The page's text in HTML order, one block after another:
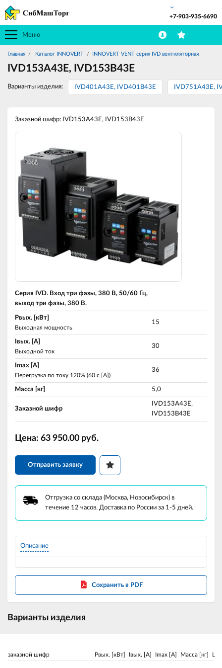
Меню
+7-903-935-6690
Главная Каталог INNOVERT INNOVERT VENT серия IVD вентиляторная
IVD153A43E, IVD153В43E
Варианты изделия: IVD401A43E, IVD401В43E IVD751A43E,
Заказной шифр: IVD153A43E, IVD153В43E
Серия IVD. Вход три фазы, 380 В, 50/60 Гц,
выход три фазы, 380 В.
Pвых. [кВт]
Выходная мощность
15
Iвых. [A]
Выходной ток
30
Imax [A]
Перегрузка по току 120% (60 c [A])
36
Масса [кг] 5,0
Заказной шифр
IVD153A43E,
IVD153В43E
Цена: 63 950.00 руб.
Отправить заявку
Отгрузка со склада (Москва, Новосибирск) в
течение 12 часов. Доставка по России за 1-5 дней.
Описание
Сохранить в PDF
Варианты изделия
заказной шифр Pвых. [кВт] Iвых. [A] Imax [A] Масса [кг]